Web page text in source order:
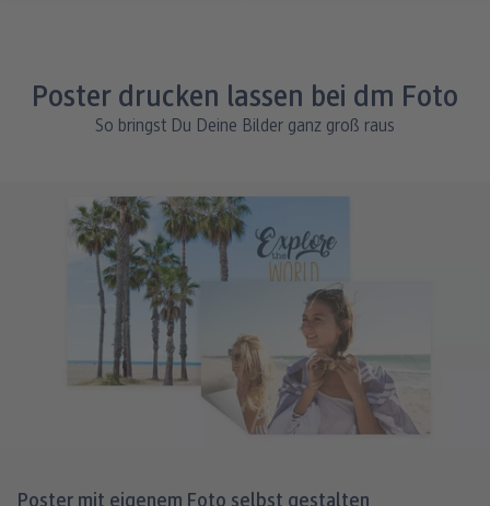
Poster drucken lassen bei dm Foto
So bringst Du Deine Bilder ganz groß raus